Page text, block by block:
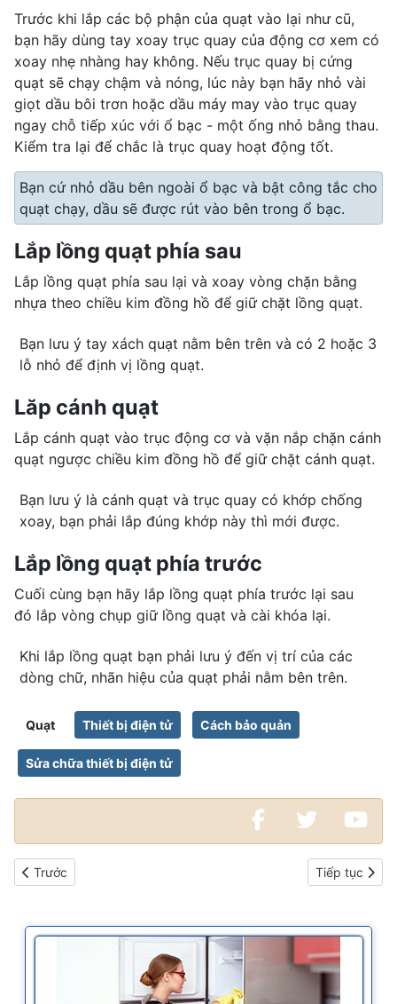
Trước khi lắp các bộ phận của quạt vào lại như cũ,
bạn hãy dùng tay xoay trục quay của động cơ xem có
xoay nhẹ nhàng hay không. Nếu trục quay bị cứng
quạt sẽ chạy chậm và nóng, lúc này bạn hãy nhỏ vài
giọt dầu bôi trơn hoặc dầu máy may vào trục quay
ngay chỗ tiếp xúc với ổ bạc - một ống nhỏ bằng thau.
Kiểm tra lại để chắc là trục quay hoạt động tốt.
Bạn cứ nhỏ dầu bên ngoài ổ bạc và bật công tắc cho
quạt chạy, dầu sẽ được rút vào bên trong ổ bạc.
Lắp lồng quạt phía sau
Lắp lồng quạt phía sau lại và xoay vòng chặn bằng
nhựa theo chiều kim đồng hồ để giữ chặt lồng quạt.
Bạn lưu ý tay xách quạt nằm bên trên và có 2 hoặc 3
lỗ nhỏ để định vị lồng quạt.
Lăp cánh quạt
Lắp cánh quạt vào trục động cơ và vặn nắp chặn cánh
quạt ngược chiều kim đồng hồ để giữ chặt cánh quạt.
Bạn lưu ý là cánh quạt và trục quay có khớp chống
xoay, bạn phải lắp đúng khớp này thì mới được.
Lắp lồng quạt phía trước
Cuối cùng bạn hãy lắp lồng quạt phía trước lại sau
đó lắp vòng chụp giữ lồng quạt và cài khóa lại.
Khi lắp lồng quạt bạn phải lưu ý đến vị trí của các
dòng chữ, nhãn hiệu của quạt phải nằm bên trên.
Quạt Thiết bị điện tử Cách bảo quản
Sửa chữa thiết bị điện tử
Bài viết trước: So sánh các kiểu dáng tủ lạnh mới nhất
Trước Bài viết kế
Tiếp tục